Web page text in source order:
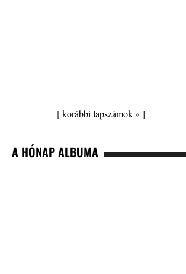
[korábbi lapszámok » ]
A HÓNAP ALBUMA